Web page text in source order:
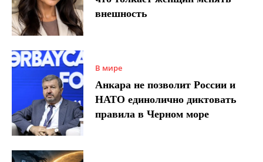
внешность
В мире
Анкара не позволит России и
НАТО единолично диктовать
правила в Черном море